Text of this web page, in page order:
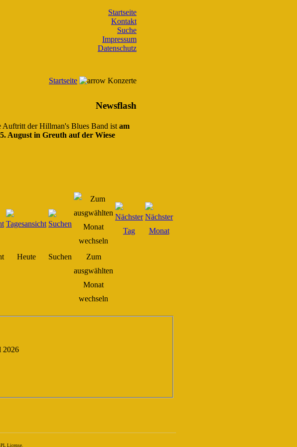
Startseite
Kontakt
Suche
Impressum
Datenschutz
Startseite Konzerte
Newsflash
Auftritt der Hillman's Blues Band istam
August in Greuth auf der Wiese
Heute Suchen
Zum
ausgwählten
Monat
wechseln
2026
License.